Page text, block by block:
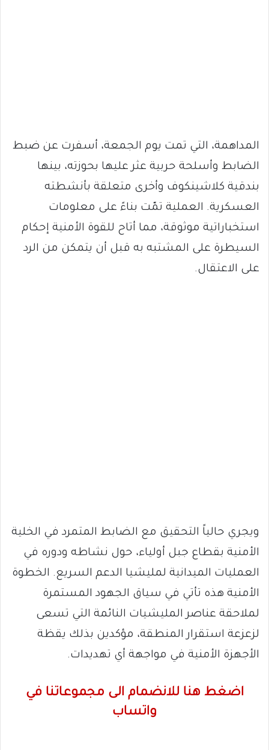
المداهمة، التي تمت يوم الجمعة، أسفرت عن ضبط
الضابط وأسلحة حربية عثر عليها بحوزته، بينها
بندقية كلاشينكوف وأخرى متعلقة بأنشطته
العسكرية. العملية تمّت بناءً على معلومات
استخباراتية موثوقة، مما أتاح للقوة الأمنية إحكام
السيطرة على المشتبه به قبل أن يتمكن من الرد
على الاعتقال.
ويجري حالياً التحقيق مع الضابط المتمرد في الخلية
الأمنية بقطاع جبل أولياء، حول نشاطه ودوره في
العمليات الميدانية لمليشيا الدعم السريع. الخطوة
الأمنية هذه تأتي في سياق الجهود المستمرة
لملاحقة عناصر المليشيات النائمة التي تسعى
لزعزعة استقرار المنطقة، مؤكدين بذلك يقظة
الأجهزة الأمنية في مواجهة أي تهديدات.
اضغط هنا للانضمام الى مجموعاتنا في
واتساب